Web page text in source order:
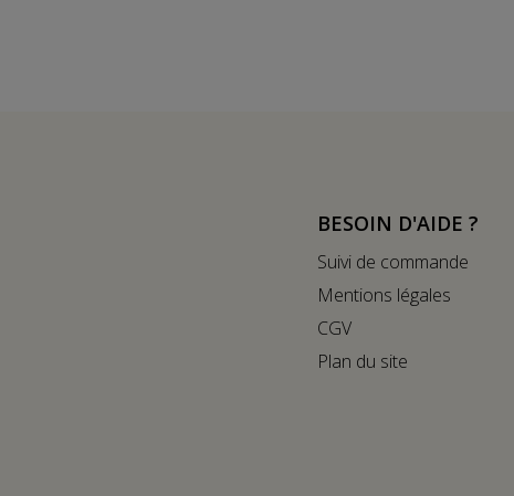
BESOIN D'AIDE ?
Suivi de commande
Mentions légales
CGV
Plan du site